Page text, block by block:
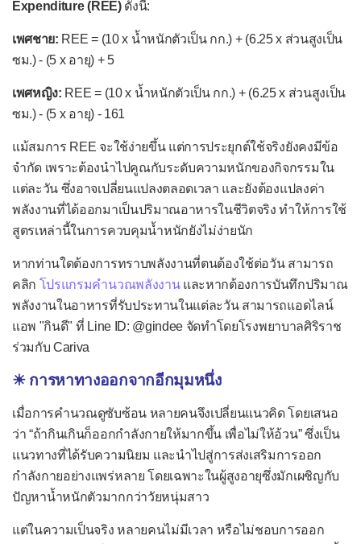
โครเมียม (Chromium)
ซีลีเนียม (Selenium)
โซเดียมคลอไรด์ (Sodium
chloride)
ทองแดง (Copper)
โบรอน (Boron)
โพแทสเซียม (Potassium)
ฟลูออไรด์ (Fluoride)
ฟอสฟอรัส (Phosphorus)
แมกนีเซียม (Magnesium)
แมงกานีส (Manganese)
โมลิบดีนัม (Molybdenum)
สังกะสี (Zinc)
ธาตุเหล็ก (Iron)
ไอโอดีน (Iodine)
Expenditure (REE)ดังนี้:
เพศชาย: REE = (10 x น้ำหนักตัวเป็น กก.) + (6.25 x ส่วนสูงเป็น
ซม.) - (5 x อายุ) + 5
เพศหญิง: REE = (10 x น้ำหนักตัวเป็น กก.) + (6.25 x ส่วนสูงเป็น
ซม.) - (5 x อายุ) - 161
แม้สมการ REE จะใช้ง่ายขึ้น แต่การประยุกต์ใช้จริงยังคงมีข้อ
จำกัด เพราะต้องนำไปคูณกับระดับความหนักของกิจกรรมใน
แต่ละวัน ซึ่งอาจเปลี่ยนแปลงตลอดเวลา และยังต้องแปลงค่า
พลังงานที่ได้ออกมาเป็นปริมาณอาหารในชีวิตจริง ทำให้การใช้
สูตรเหล่านี้ในการควบคุมน้ำหนักยังไม่ง่ายนัก
หากท่านใดต้องการทราบพลังงานที่ตนต้องใช้ต่อวัน สามารถ
คลิก โปรแกรมคำนวณพลังงานและหากต้องการบันทึกปริมาณ
พลังงานในอาหารที่รับประทานในแต่ละวัน สามารถแอดไลน์
แอพ "กินดี" ที่ Line ID: @gindee จัดทำโดยโรงพยาบาลศิริราช
ร่วมกับ Cariva
☀ การหาทางออกจากอีกมุมหนึ่ง
เมื่อการคำนวณดูซับซ้อน หลายคนจึงเปลี่ยนแนวคิด โดยเสนอ
ว่า “ถ้ากินเกินก็ออกกำลังกายให้มากขึ้น เพื่อไม่ให้อ้วน” ซึ่งเป็น
แนวทางที่ได้รับความนิยม และนำไปสู่การส่งเสริมการออก
กำลังกายอย่างแพร่หลาย โดยเฉพาะในผู้สูงอายุซึ่งมักเผชิญกับ
ปัญหาน้ำหนักตัวมากกว่าวัยหนุ่มสาว
แต่ในความเป็นจริง หลายคนไม่มีเวลา หรือไม่ชอบการออก